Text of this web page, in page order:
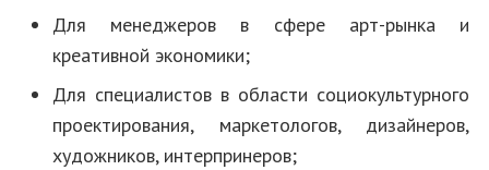
Для менеджеров в сфере арт-рынка и
креативной экономики;
Для специалистов в области социокультурного
проектирования, маркетологов, дизайнеров,
художников, интерпринеров;